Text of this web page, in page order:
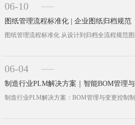
06-10
图纸管理流程标准化 | 企业图纸归档规范
06-04